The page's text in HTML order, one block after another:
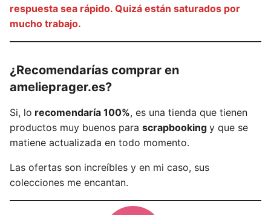
respuesta sea rápido. Quizá están saturados por
mucho trabajo.
¿Recomendarías comprar en
amelieprager.es?
Si, lo recomendaría 100%, es una tienda que tienen
productos muy buenos para scrapbooking y que se
matiene actualizada en todo momento.
Las ofertas son increíbles y en mi caso, sus
colecciones me encantan.